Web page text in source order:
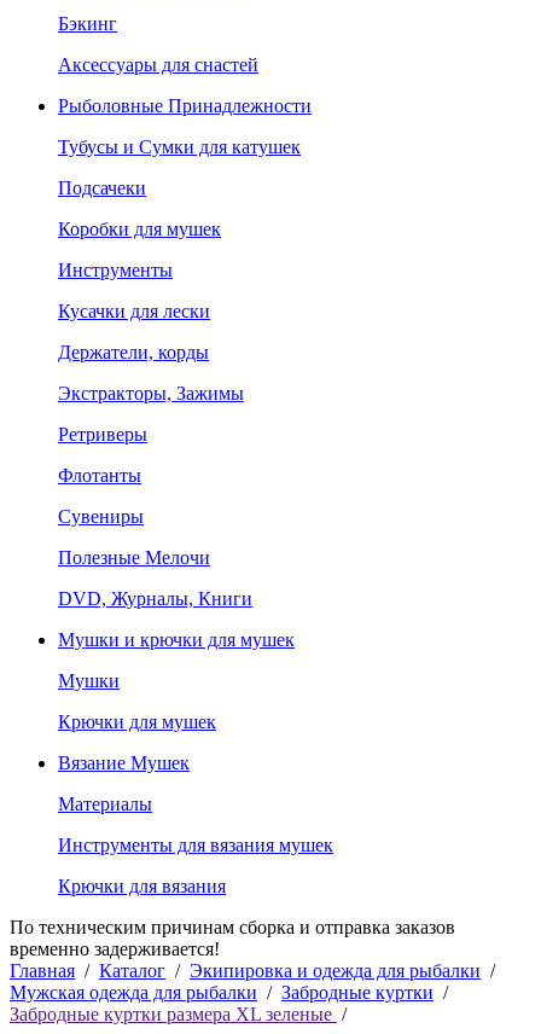
Бэкинг
Аксессуары для снастей
Рыболовные Принадлежности
Тубусы и Сумки для катушек
Подсачеки
Коробки для мушек
Инструменты
Кусачки для лески
Держатели, корды
Экстракторы, Зажимы
Ретриверы
Флотанты
Сувениры
Полезные Мелочи
DVD, Журналы, Книги
Мушки и крючки для мушек
Мушки
Крючки для мушек
Вязание Мушек
Материалы
Инструменты для вязания мушек
Крючки для вязания
По техническим причинам сборка и отправка заказов
временно задерживается!
Главная / Каталог / Экипировка и одежда для рыбалки /
Мужская одежда для рыбалки / Забродные куртки /
Забродные куртки размера XL зеленые /